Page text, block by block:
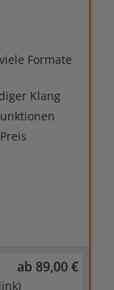
Formate
Klang
ab 89,00 €